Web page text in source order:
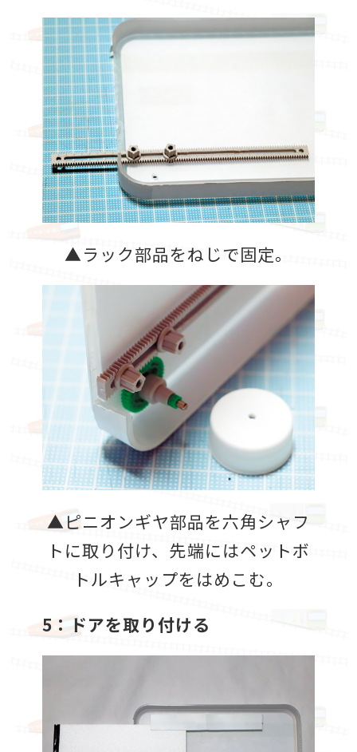
▲ラック部品をねじで固定。
▲ピニオンギヤ部品を六角シャフ
トに取り付け、先端にはペットボ
トルキャップをはめこむ。
5：ドアを取り付ける